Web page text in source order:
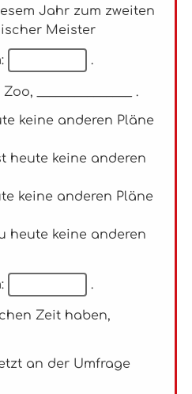
Jahr zum zweiten
Meister
.
_______________ .
keine anderen Pläne
heute keine anderen
keine anderen Pläne
heute keine anderen
.
Zeit haben,
an der Umfrage